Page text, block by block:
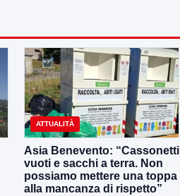
ATTUALITÀ
Asia Benevento: “Cassonetti
vuoti e sacchi a terra. Non
possiamo mettere una toppa
alla mancanza di rispetto”